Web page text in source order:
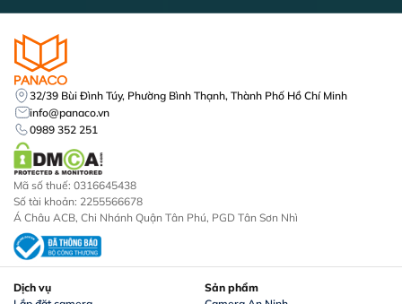
Dịch vụ
Sản phẩm
32/39 Bùi Đình Túy, Phường Bình Thạnh, Thành Phố Hồ Chí Minh
info@panaco.vn
0989 352 251
Mã số thuế: 0316645438
Số tài khoản: 2255566678
Á Châu ACB, Chi Nhánh Quận Tân Phú, PGD Tân Sơn Nhì